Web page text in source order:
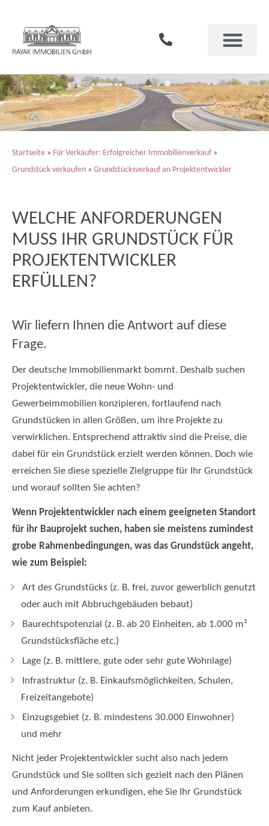
Startseite » Für Verkäufer: Erfolgreicher Immobilienverkauf »
Grundstück verkaufen » Grundstücksverkauf an Projektentwickler
WELCHE ANFORDERUNGEN
MUSS IHR GRUNDSTÜCK FÜR
PROJEKTENTWICKLER
ERFÜLLEN?
Wir liefern Ihnen die Antwort auf diese
Frage.
Der deutsche Immobilienmarkt bommt. Deshalb suchen
Projektentwickler, die neue Wohn- und
Gewerbeimmobilien konzipieren, fortlaufend nach
Grundstücken in allen Größen, um ihre Projekte zu
verwirklichen. Entsprechend attraktiv sind die Preise, die
dabei für ein Grundstück erzielt werden können. Doch wie
erreichen Sie diese spezielle Zielgruppe für Ihr Grundstück
und worauf sollten Sie achten?
Wenn Projektentwickler nach einem geeigneten Standort
für ihr Bauprojekt suchen, haben sie meistens zumindest
grobe Rahmenbedingungen, was das Grundstück angeht,
wie zum Beispiel:
Art des Grundstücks (z. B. frei, zuvor gewerblich genutzt
oder auch mit Abbruchgebäuden bebaut)
Baurechtspotenzial (z. B. ab 20 Einheiten, ab 1.000 m²
Grundstücksfläche etc.)
Lage (z. B. mittlere, gute oder sehr gute Wohnlage)
Infrastruktur (z. B. Einkaufsmöglichkeiten, Schulen,
Freizeitangebote)
Einzugsgebiet (z. B. mindestens 30.000 Einwohner)
und mehr
Nicht jeder Projektentwickler sucht also nach jedem
Grundstück und Sie sollten sich gezielt nach den Plänen
und Anforderungen erkundigen, ehe Sie Ihr Grundstück
zum Kauf anbieten.